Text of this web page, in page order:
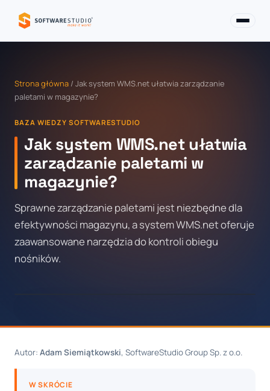
Strona główna / Jak system WMS.net ułatwia zarządzanie
paletami w magazynie?
BAZA WIEDZY SOFTWARESTUDIO
Jak system WMS.net ułatwia
zarządzanie paletami w
magazynie?
Sprawne zarządzanie paletami jest niezbędne dla
efektywności magazynu, a system WMS.net oferuje
zaawansowane narzędzia do kontroli obiegu
nośników.
Autor: Adam Siemiątkowski, SoftwareStudio Group Sp. z o.o.
W SKRÓCIE